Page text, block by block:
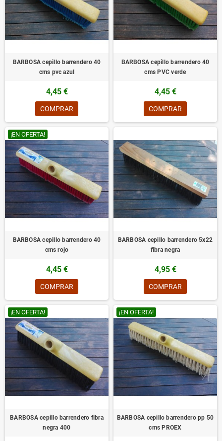
BARBOSA cepillo barrendero 40
cms pvc azul
4,45 €
COMPRAR
BARBOSA cepillo barrendero 40
cms PVC verde
4,45 €
COMPRAR
¡EN OFERTA!
BARBOSA cepillo barrendero 40
cms rojo
4,45 €
COMPRAR
BARBOSA cepillo barrendero 5x22
fibra negra
4,95 €
COMPRAR
¡EN OFERTA!
BARBOSA cepillo barrendero fibra
negra 400
¡EN OFERTA!
BARBOSA cepillo barrendero pp 50
cms PROEX